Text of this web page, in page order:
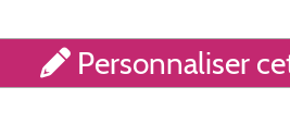
Personnaliser